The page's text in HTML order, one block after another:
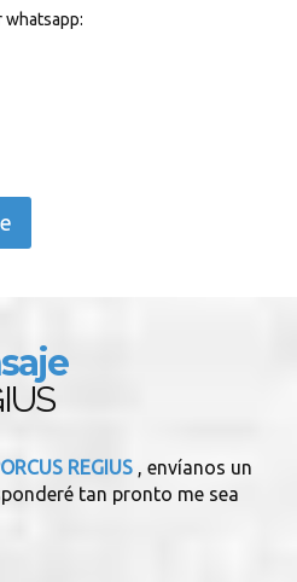
whatsapp:
REGIUS , envíanos un
tan pronto me sea